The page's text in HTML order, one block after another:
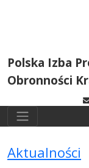
Polska Izba
Obronności
Aktualności